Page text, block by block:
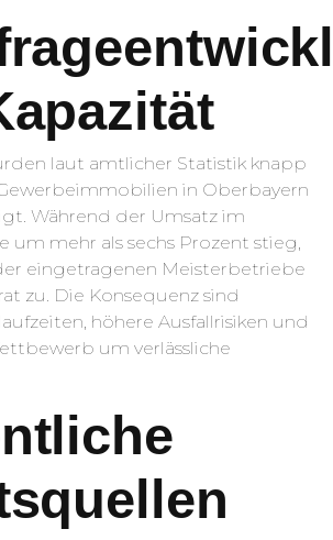
laut amtlicher Statistik knapp
in Oberbayern
Während der Umsatz im
um mehr als sechs Prozent stieg,
eingetragenen Meisterbetriebe
zu. Die Konsequenz sind
höhere Ausfallrisiken und
um verlässliche